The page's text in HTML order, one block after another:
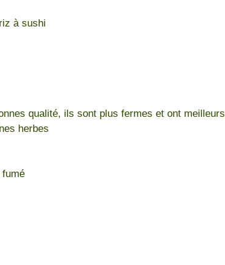
à sushi
qualité, ils sont plus fermes et ont
herbes
fumé